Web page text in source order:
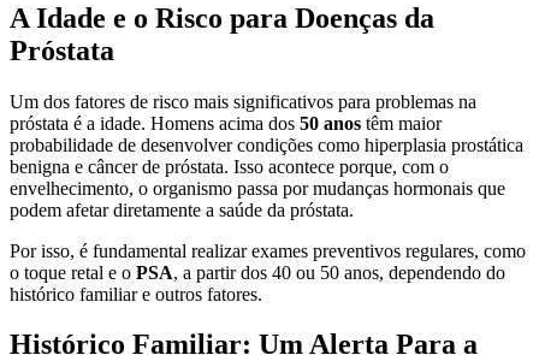
A Idade e o Risco para Doenças da
Próstata
Um dos fatores de risco mais significativos para problemas na
próstata é a idade. Homens acima dos 50 anos têm maior
probabilidade de desenvolver condições como hiperplasia prostática
benigna e câncer de próstata. Isso acontece porque, com o
envelhecimento, o organismo passa por mudanças hormonais que
podem afetar diretamente a saúde da próstata.
Por isso, é fundamental realizar exames preventivos regulares, como
o toque retal e o PSA, a partir dos 40 ou 50 anos, dependendo do
histórico familiar e outros fatores.
Histórico Familiar: Um Alerta Para a